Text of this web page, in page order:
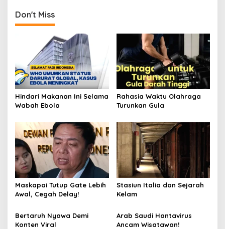
Don't Miss
Hindari Makanan Ini Selama
Wabah Ebola
Rahasia Waktu Olahraga
Turunkan Gula
Maskapai Tutup Gate Lebih
Awal, Cegah Delay!
Stasiun Italia dan Sejarah
Kelam
Bertaruh Nyawa Demi
Konten Viral
Arab Saudi Hantavirus
Ancam Wisatawan!